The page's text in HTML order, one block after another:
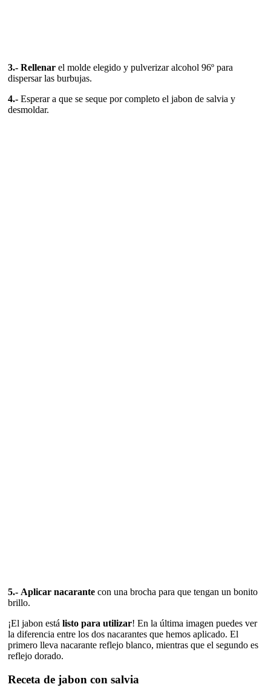
3.- Rellenar el molde elegido y pulverizar alcohol 96º para
dispersar las burbujas.
4.- Esperar a que se seque por completo el jabon de salvia y
desmoldar.
5.- Aplicar nacarante con una brocha para que tengan un bonito
brillo.
¡El jabon está listo para utilizar! En la última imagen puedes ver
la diferencia entre los dos nacarantes que hemos aplicado. El
primero lleva nacarante reflejo blanco, mientras que el segundo es
reflejo dorado.
Receta de jabon con salvia